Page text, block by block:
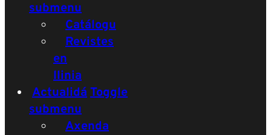
submenu
Catálogu
Revistes
en
llinia
ActualidáToggle
submenu
Axenda